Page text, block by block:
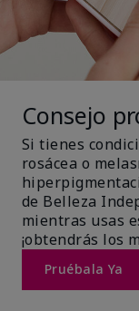
Consejo
Si tienes
rosácea o
de Belleza
mientras usas
¡obtendrás los
Pruébala Ya